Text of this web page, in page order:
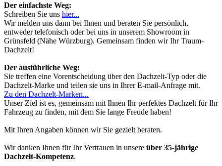
Der einfachste Weg:
Schreiben Sie uns hier...
Wir melden uns dann bei Ihnen und beraten Sie persönlich,
entweder telefonisch oder bei uns in unserem Showroom in
Grünsfeld (Nähe Würzburg). Gemeinsam finden wir Ihr Traum-
Dachzelt!
Der ausführliche Weg:
Sie treffen eine Vorentscheidung über den Dachzelt-Typ oder die
Dachzelt-Marke und teilen sie uns in Ihrer E-mail-Anfrage mit.
Zu den Dachzelt-Marken...
Unser Ziel ist es, gemeinsam mit Ihnen Ihr perfektes Dachzelt für Ihr
Fahrzeug zu finden, mit dem Sie lange Freude haben!
Mit Ihren Angaben können wir Sie gezielt beraten.
Wir danken Ihnen für Ihr Vertrauen in unsere über 35-jährige
Dachzelt-Kompetenz.